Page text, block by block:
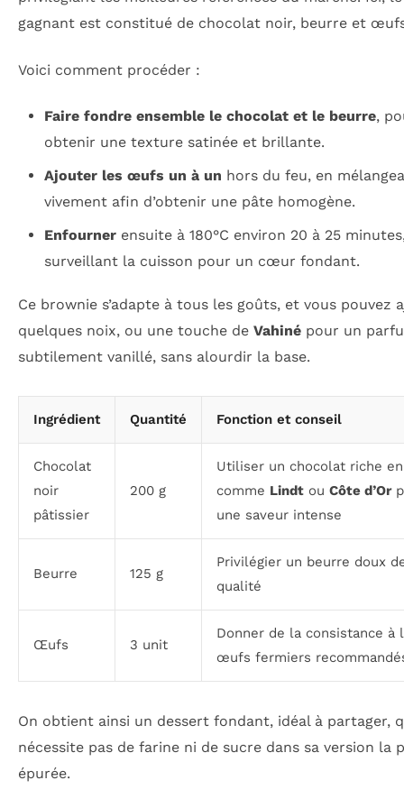
gagnant est constitué de chocolat noir, beurre et
Voici comment procéder :
Faire fondre ensemble le chocolat et le beurre,
obtenir une texture satinée et brillante.
Ajouter les œufs un à un hors du feu, en
vivement afin d’obtenir une pâte homogène.
Enfournerensuite à 180°C environ 20 à 25
surveillant la cuisson pour un cœur fondant.
Ce brownie s’adapte à tous les goûts, et vous pouvez
quelques noix, ou une touche de Vahiné pour un
subtilement vanillé, sans alourdir la base.
Ingrédient Quantité Fonction et conseil
Chocolat
noir
pâtissier
200 g
Utiliser un chocolat riche
comme Lindt ou Côte d’Or
une saveur intense
Beurre 125 g
Privilégier un beurre doux
qualité
Œufs 3 unit
Donner de la consistance à
œufs fermiers
On obtient ainsi un dessert fondant, idéal à partager,
nécessite pas de farine ni de sucre dans sa version la
épurée.